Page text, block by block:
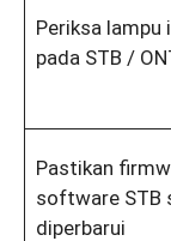
Periksa lampu
pada STB /
Pastikan
software STB
diperbarui